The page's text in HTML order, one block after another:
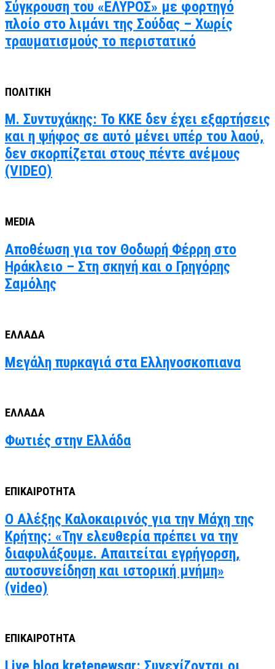
Σύγκρουση του «ΕΛΥΡΟΣ» με φορτηγό
πλοίο στο λιμάνι της Σούδας – Χωρίς
τραυματισμούς το περιστατικό
ΠΟΛΙΤΙΚΗ
Μ. Συντυχάκης: Το ΚΚΕ δεν έχει εξαρτήσεις
και η ψήφος σε αυτό μένει υπέρ του λαού,
δεν σκορπίζεται στους πέντε ανέμους
(VIDEO)
MEDIA
Αποθέωση για τον Θοδωρή Φέρρη στο
Ηράκλειο – Στη σκηνή και ο Γρηγόρης
Σαμόλης
ΕΛΛΑΔΑ
Μεγάλη πυρκαγιά στα Ελληνοσκοπιανα
ΕΛΛΑΔΑ
Φωτιές στην Ελλάδα
ΕΠΙΚΑΙΡΟΤΗΤΑ
Ο Αλέξης Καλοκαιρινός για την Μάχη της
Κρήτης: «Την ελευθερία πρέπει να την
διαφυλάξουμε. Απαιτείται εγρήγορση,
αυτοσυνείδηση και ιστορική μνήμη»
(video)
ΕΠΙΚΑΙΡΟΤΗΤΑ